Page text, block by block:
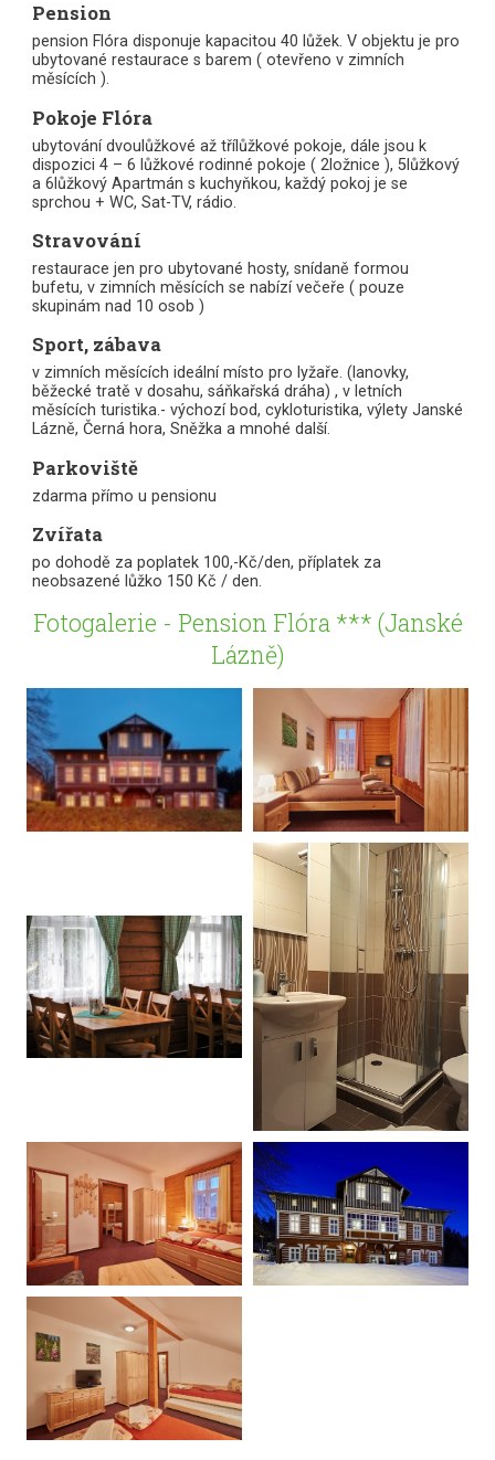
Pension
pension Flóra disponuje kapacitou 40 lůžek. V objektu je pro
ubytované restaurace s barem ( otevřeno v zimních
měsících ).
Pokoje Flóra
ubytování dvoulůžkové až třílůžkové pokoje, dále jsou k
dispozici 4 – 6 lůžkové rodinné pokoje ( 2ložnice ), 5lůžkový
a 6lůžkový Apartmán s kuchyňkou, každý pokoj je se
sprchou + WC, Sat-TV, rádio.
Stravování
restaurace jen pro ubytované hosty, snídaně formou
bufetu, v zimních měsících se nabízí večeře ( pouze
skupinám nad 10 osob )
Sport, zábava
v zimních měsících ideální místo pro lyžaře. (lanovky,
běžecké tratě v dosahu, sáňkařská dráha) , v letních
měsících turistika.- výchozí bod, cykloturistika, výlety Janské
Lázně, Černá hora, Sněžka a mnohé další.
Parkoviště
zdarma přímo u pensionu
Zvířata
po dohodě za poplatek 100,-Kč/den, příplatek za
neobsazené lůžko 150 Kč / den.
Fotogalerie - Pension Flóra *** (Janské
Lázně)